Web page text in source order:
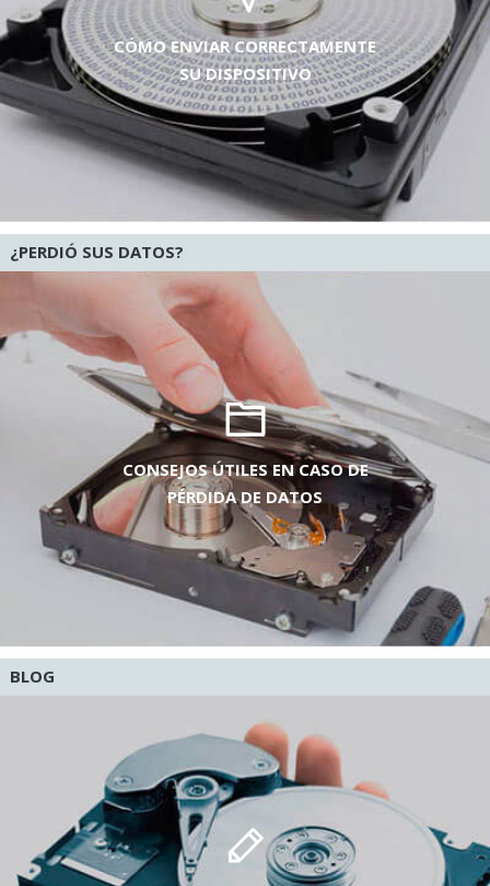
CÓMO ENVIAR CORRECTAMENTE
SU DISPOSITIVO
¿PERDIÓ SUS DATOS?
CONSEJOS ÚTILES EN CASO DE
PÉRDIDA DE DATOS
BLOG